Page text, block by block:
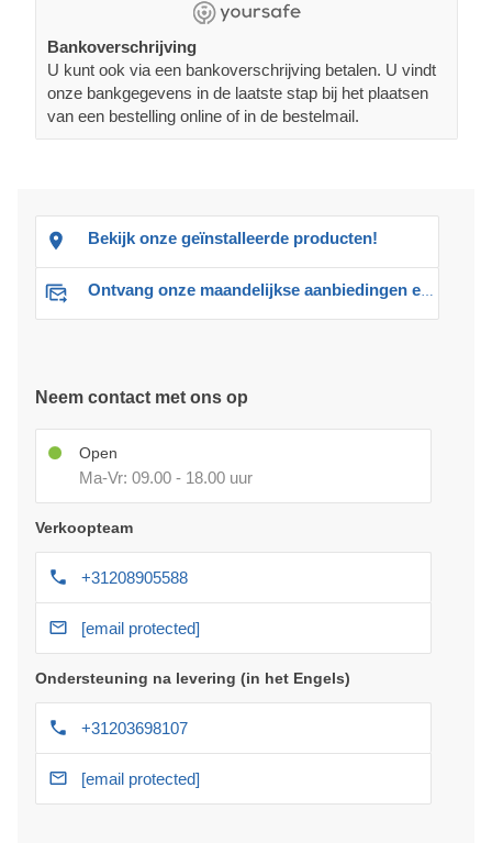
Bankoverschrijving
U kunt ook via een bankoverschrijving betalen. U vindt
onze bankgegevens in de laatste stap bij het plaatsen
van een bestelling online of in de bestelmail.
Bekijk onze geïnstalleerde producten!
Ontvang onze maandelijkse aanbiedingen en advies
Neem contact met ons op
Open
Ma-Vr: 09.00 - 18.00 uur
Verkoopteam
+31208905588
[email protected]
Ondersteuning na levering (in het Engels)
+31203698107
[email protected]